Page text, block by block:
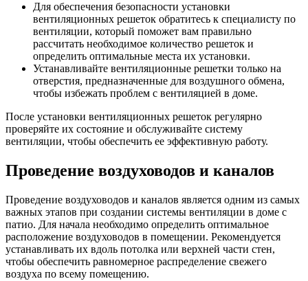
Для обеспечения безопасности установки
вентиляционных решеток обратитесь к специалисту по
вентиляции, который поможет вам правильно
рассчитать необходимое количество решеток и
определить оптимальные места их установки.
Устанавливайте вентиляционные решетки только на
отверстия, предназначенные для воздушного обмена,
чтобы избежать проблем с вентиляцией в доме.
После установки вентиляционных решеток регулярно
проверяйте их состояние и обслуживайте систему
вентиляции, чтобы обеспечить ее эффективную работу.
Проведение воздуховодов и каналов
Проведение воздуховодов и каналов является одним из самых
важных этапов при создании системы вентиляции в доме с
патио. Для начала необходимо определить оптимальное
расположение воздуховодов в помещении. Рекомендуется
устанавливать их вдоль потолка или верхней части стен,
чтобы обеспечить равномерное распределение свежего
воздуха по всему помещению.